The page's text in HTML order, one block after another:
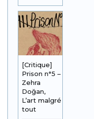
[Critique]
Prison n°5 –
Zehra
Doğan,
L’art malgré
tout